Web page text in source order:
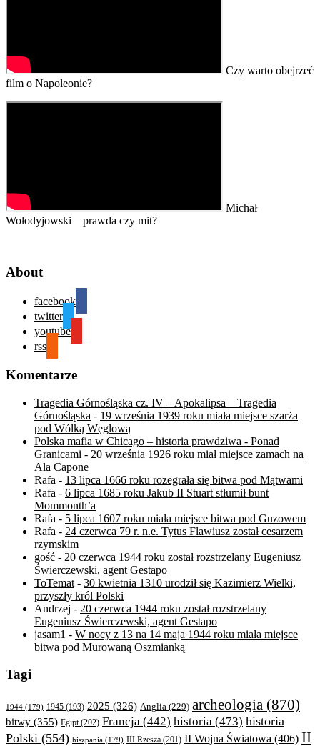
Czy warto obejrzeć
film o Napoleonie?
Michał
Wołodyjowski – prawda czy mit?
About
facebook
twitter
youtube
rss
Komentarze
Tragedia Górnośląska cz. IV – Apokalipsa – Tragedia
Górnośląska - 19 września 1939 roku miała miejsce szarża
pod Wólką Węglową
Polska mafia w Chicago – historia prawdziwa - Ponad
Granicami - 20 września 1926 roku miał miejsce zamach na
Ala Capone
Rafa - 13 lipca 1666 roku rozegrała się bitwa pod Mątwami
Rafa - 6 lipca 1685 roku Jakub II Stuart stłumił bunt
Mommonth’a
Rafa - 5 lipca 1607 roku miała miejsce bitwa pod Guzowem
Rafa - 24 czerwca 79 r. n.e. Tytus Flawiusz został cesarzem
rzymskim
gość - 20 czerwca 1944 roku został rozstrzelany Eugeniusz
Świerczewski, agent Gestapo
ToTemat - 30 kwietnia 1310 urodził się Kazimierz Wielki,
przyszły król Polski
Andrzej - 20 czerwca 1944 roku został rozstrzelany
Eugeniusz Świerczewski, agent Gestapo
jasam1 - W nocy z 13 na 14 maja 1944 roku miała miejsce
bitwa pod Murowaną Oszmianką
Tagi
1944 (179) 1945 (193) 2025 (326) Anglia (229) archeologia (870)
bitwy (355) Egipt(202) Francja (442) historia (473) historia
Polski (554) hiszpania (179) III Rzesza (201) II Wojna Światowa (406) II